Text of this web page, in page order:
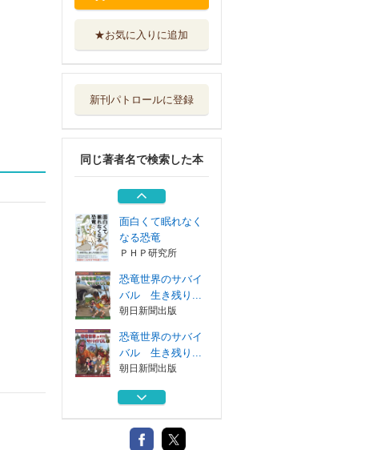
★お気に入りに追加
新刊パトロールに登録
同じ著者名で検索した本
恐竜世界のサバイ
バル 生き残り...
恐竜キャラクター
カンゼン
図鑑鳥になったき
ょうりゅうの話...
金の星社
面白くて眠れなく
なる恐竜
ＰＨＰ研究所
恐竜世界のサバイ
バル 生き残り...
朝日新聞出版
恐竜世界のサバイ
バル 生き残り...
朝日新聞出版
恐竜キャラクター
カンゼン